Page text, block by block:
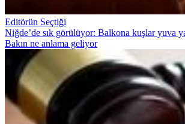
Editörün Seçtiği
Niğde’de sık görülüyor: Balkona kuşlar yuva
Bakın ne anlama geliyor